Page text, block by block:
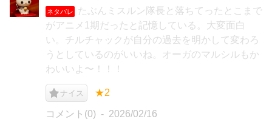
ネタバレ
たぶんミスルン隊長と落ちてったとこまで
がアニメ1期だったと記憶している。大変面白
い。チルチャックが自分の過去を明かして変わろ
うとしているのがいいね。オーガのマルシルもか
わいいよ〜！！！
ナイス ★2
コメント(0) 2026/02/16